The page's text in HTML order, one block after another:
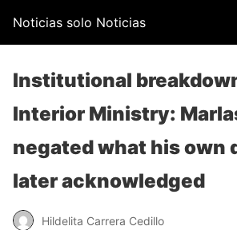
Noticias solo Noticias
Institutional
Interior Ministry:
negated what his own
later acknowledged
Hildelita Carrera Cedillo